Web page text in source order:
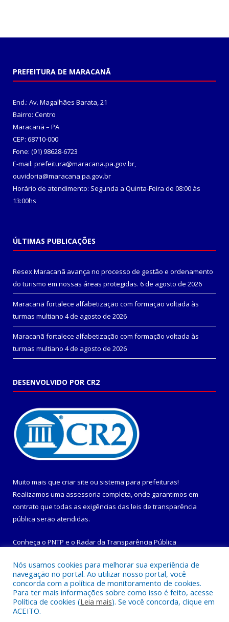
PREFEITURA DE MARACANÃ
End.: Av. Magalhães Barata, 21
Bairro: Centro
Maracanã – PA
CEP: 68710-000
Fone: (91) 98628-6723
E-mail: prefeitura@maracana.pa.gov.br,
ouvidoria@maracana.pa.gov.br
Horário de atendimento: Segunda a Quinta-Feira de 08:00 às
13:00hs
ÚLTIMAS PUBLICAÇÕES
Resex Maracanã avança no processo de gestão e ordenamento
do turismo em nossas áreas protegidas. 6 de agosto de 2026
Maracanã fortalece alfabetização com formação voltada às
turmas multiano 4 de agosto de 2026
Maracanã fortalece alfabetização com formação voltada às
turmas multiano 4 de agosto de 2026
DESENVOLVIDO POR CR2
Muito mais que criar site ou sistema para prefeituras!
Realizamos uma assessoria completa, onde garantimos em
contrato que todas as exigências das leis de transparência
pública serão atendidas.
Conheça o PNTP e o Radar da Transparência Pública
Todos os direitos reservados a Prefeitura Municipal de
Maracanã.
Nós usamos cookies para melhorar sua experiência de
navegação no portal. Ao utilizar nosso portal, você
concorda com a política de monitoramento de cookies.
Para ter mais informações sobre como isso é feito, acesse
Política de cookies (Leia mais). Se você concorda, clique em
ACEITO.